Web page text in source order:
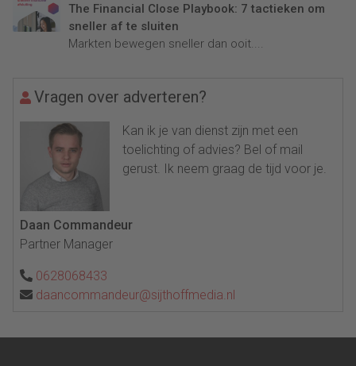
The Financial Close Playbook: 7 tactieken om
sneller af te sluiten
Markten bewegen sneller dan ooit....
Vragen over adverteren?
Kan ik je van dienst zijn met een
toelichting of advies? Bel of mail
gerust. Ik neem graag de tijd voor je.
Daan Commandeur
Partner Manager
0628068433
daancommandeur@sijthoffmedia.nl